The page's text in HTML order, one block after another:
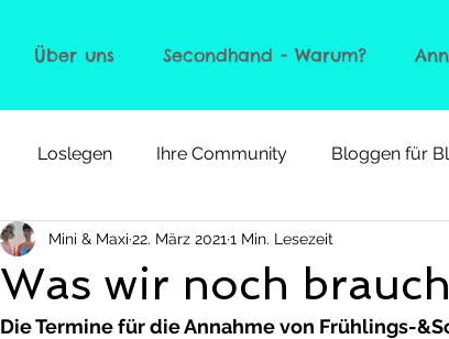
Über uns Secondhand - Warum?
Loslegen Ihre Community Bloggen für
Was wir noch
Mini & Maxi 22. März 2021 1 Min. Lesezeit
Die Termine für die Annahme von Frühlings-